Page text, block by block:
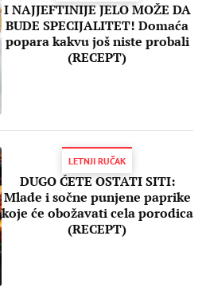
I NAJJEFTINIJE JELO MOŽE DA
BUDE SPECIJALITET! Domaća
popara kakvu još niste probali
(RECEPT)
LETNJI RUČAK
DUGO ĆETE OSTATI SITI:
Mlade i sočne punjene paprike
koje će obožavati cela porodica
(RECEPT)